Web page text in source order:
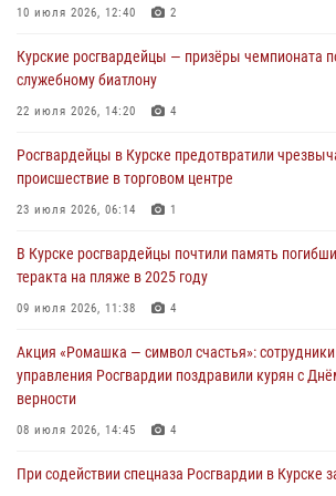
сбыта крупной партии наркотиков
04 августа 2026, 12:52
85 владельцев оружия
04 августа 2026, 07:00
297 выездов по сигналу «тревога»
03 августа 2026, 09:46
10 июля 2026, 12:40 2
Курские росгвардейцы — призёры чемпионата
служебному биатлону
22 июля 2026, 14:20 4
Росгвардейцы в Курске предотвратили
происшествие в торговом центре
23 июля 2026, 06:14 1
В Курске росгвардейцы почтили память
теракта на пляже в 2025 году
09 июля 2026, 11:38 4
Акция «Ромашка — символ счастья»: сотрудники
управления Росгвардии поздравили курян с
верности
08 июля 2026, 14:45 4
При содействии спецназа Росгвардии в Курске